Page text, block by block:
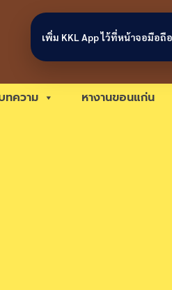
ทความ หางานขอนแก่น
เพิ่ม KKL App ไว้ที่หน้าจอมือถื